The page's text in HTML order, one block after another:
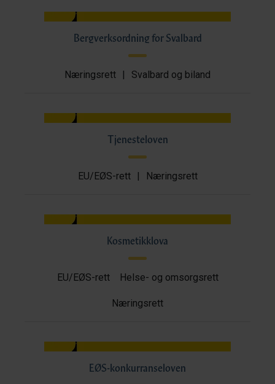
Bergverksordning for Svalbard
Næringsrett | Svalbard og biland
Tjenesteloven
EU/EØS-rett | Næringsrett
Kosmetikklova
EU/EØS-rett Helse- og omsorgsrett
Næringsrett
EØS-konkurranseloven